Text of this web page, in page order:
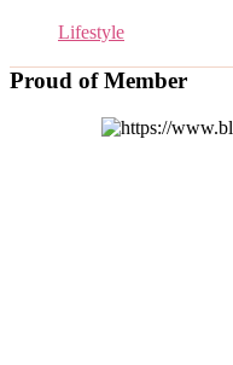
Lifestyle
Proud of Member